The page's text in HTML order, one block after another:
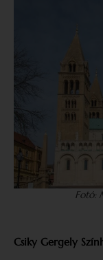
Fotó:
Csiky Gergely